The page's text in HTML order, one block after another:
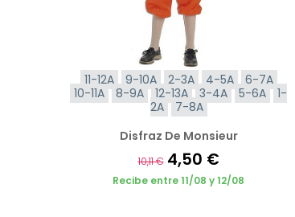
11-12A 9-10A 2-3A 4-5A
6-7A
10-11A
8-9A 12-13A 3-4A 5-6A
1-
2A
7-8A
Disfraz De Monsieur
10,11 € 4,50 €
Recibe entre 11/08 y 12/08